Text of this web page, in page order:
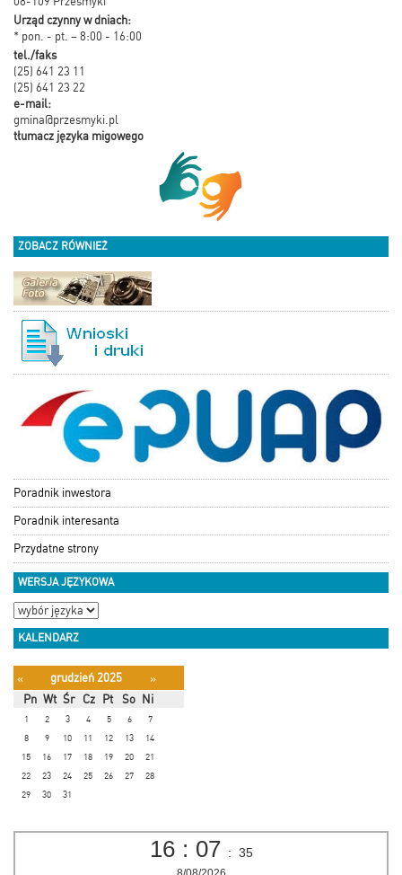
Urząd czynny w dniach:
* pon. - pt. – 8:00 - 16:00
tel./faks
(25) 641 23 11
(25) 641 23 22
e-mail:
gmina@przesmyki.pl
tłumacz języka migowego
ZOBACZ RÓWNIEŻ
Poradnik inwestora
Poradnik interesanta
Przydatne strony
WERSJA JĘZYKOWA
KALENDARZ
« grudzień 2025
»
Pn Wt Śr Cz Pt So Ni
1 2 3 4 5 6
7
8
9 10 11 12 13
14
15
16 17 18 19 20
21
22
23 24 25 26 27
28
29
30 31
16 : 07 : 35